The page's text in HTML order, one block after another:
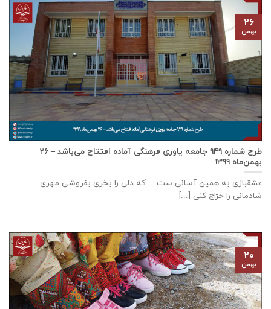
طرح شماره ۹۴۹ جامعه ياوری فرهنگی آماده افتتاح می‌باشد – ۲۶
بهمن‌ماه ۱۳۹۹
عشقبازی به همین آسانی ست… که دلی را بخری بفروشی مهری
شادمانی را حرّاج کنی [...]
۲۶
بهمن
۲۰
بهمن